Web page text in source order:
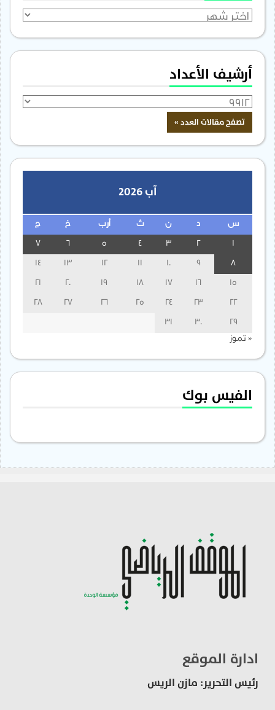
الأرشيف
أرشيف الأعداد
آب 2026
س ن ث أرب خ ج
3
13
14
15
16
17
18
19
20
21
22
23
24
25
26
27
28
29
30
31
« تموز
الفيس بوك
ادارة الموقع
رئيس التحرير: مازن الريس